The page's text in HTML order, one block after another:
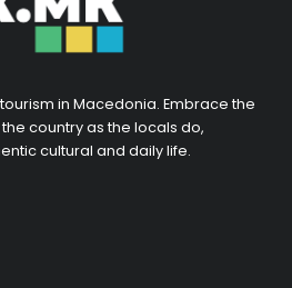
in Macedonia. Embrace the
country as the locals do,
cultural and daily life.